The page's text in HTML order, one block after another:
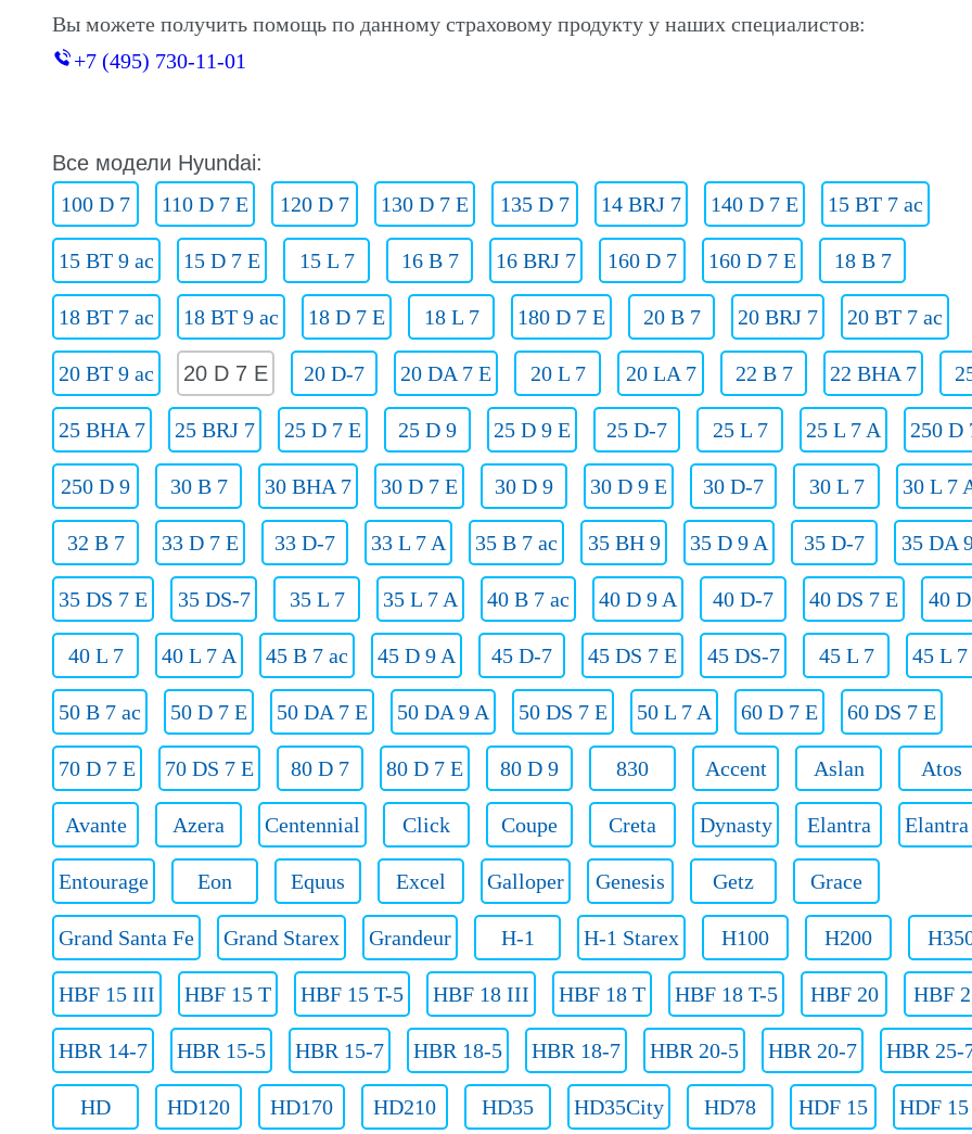
Вы можете получить помощь по данному страховому продукту у наших специалистов:
+7 (495) 730-11-01
Все модели Hyundai:
100 D 7
110 D 7 E 120 D 7 130 D 7 E 135 D 7 14 BRJ 7 140 D 7 E 15 BT 7 ac
15 BT 9 ac 15 D 7 E 15 L 7 16 B 7 16 BRJ 7 160 D 7 160 D 7 E 18 B 7
18 BT 7 ac 18 BT 9 ac 18 D 7 E 18 L 7 180 D 7 E 20 B 7 20 BRJ 7 20 BT 7 ac
20 BT 9 ac 20 D 7 E 20 D-7 20 DA 7 E 20 L 7 20 LA 7 22 B 7 22 BHA 7
25 BHA 7 25 BRJ 7 25 D 7 E 25 D 9 25 D 9 E 25 D-7 25 L 7 25 L 7 A 250 D
250 D 9 30 B 7 30 BHA 7 30 D 7 E 30 D 9 30 D 9 E 30 D-7 30 L 7 30 L 7
32 B 7 33 D 7 E 33 D-7 33 L 7 A 35 B 7 ac 35 BH 9 35 D 9 A 35 D-7 35 DA
35 DS 7 E 35 DS-7 35 L 7 35 L 7 A 40 B 7 ac 40 D 9 A 40 D-7 40 DS 7 E 40
40 L 7 40 L 7 A 45 B 7 ac 45 D 9 A 45 D-7 45 DS 7 E 45 DS-7 45 L 7 45 L 7
50 B 7 ac 50 D 7 E 50 DA 7 E 50 DA 9 A 50 DS 7 E 50 L 7 A 60 D 7 E 60 DS 7 E
70 D 7 E 70 DS 7 E 80 D 7 80 D 7 E 80 D 9 830 Accent Aslan Atos
Avante Azera Centennial Click Coupe Creta Dynasty Elantra
Entourage Eon Equus Excel Galloper Genesis Getz Grace
Grand Santa Fe Grand Starex Grandeur H-1 H-1 Starex H100 H200
HBF 15 III HBF 15 T HBF 15 T-5 HBF 18 III HBF 18 T HBF 18 T-5 HBF 20 HBF
HBR 14-7 HBR 15-5 HBR 15-7 HBR 18-5 HBR 18-7 HBR 20-5 HBR 20-7 HBR 25-
HD HD120 HD170 HD210 HD35 HD35City HD78 HDF 15 HDF